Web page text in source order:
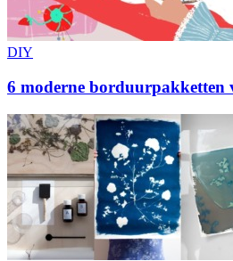
DIY
6 moderne borduurpakketten